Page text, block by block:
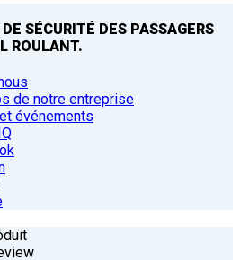
SÉCURITÉ DES PASSAGERS
ROULANT.
de notre entreprise
événements